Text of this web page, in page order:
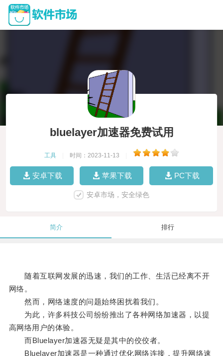
bluelayer加速器免费试用
工具 时间：2023-11-13
安卓下载 苹果下载 PC下载
安卓市场，安全绿色
简介 排行
随着互联网发展的迅速，我们的工作、生活已经离不开
网络。
然而，网络速度的问题始终困扰着我们。
为此，许多科技公司纷纷推出了各种网络加速器，以提
高网络用户的体验。
而Bluelayer加速器无疑是其中的佼佼者。
Bluelayer加速器是一种通过优化网络连接，提升网络速